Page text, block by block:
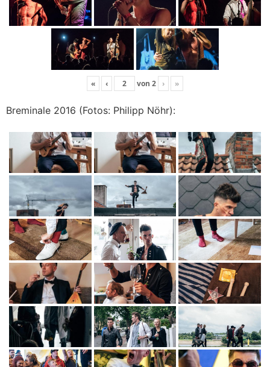
« ‹ von 2 › »
Breminale 2016 (Fotos: Philipp Nöhr):